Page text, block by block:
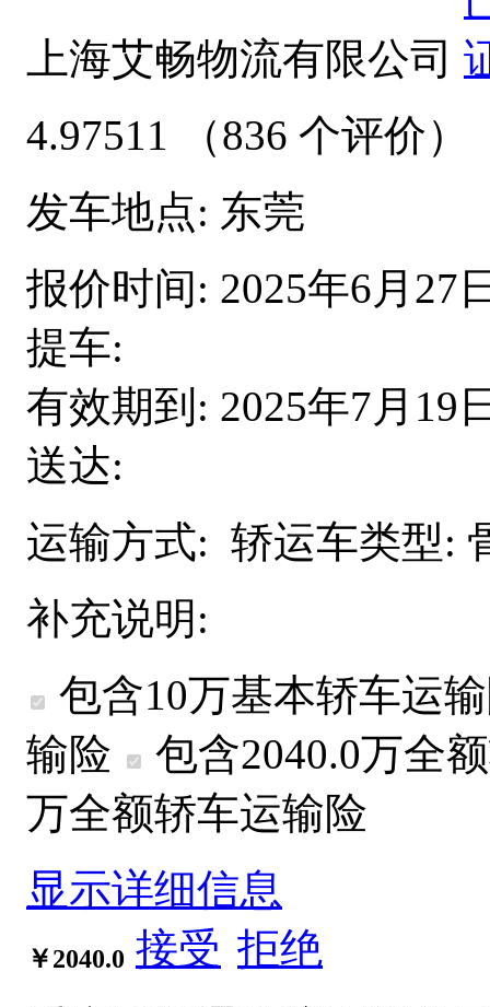
上海艾畅物流有限公司
4.97511
（836 个评价）
发车地点: 东莞
报价时间: 2025年6月27
提车:
有效期到: 2025年7月19
送达:
运输方式: 轿运车类型:
补充说明:
包含10万基本轿车运
输险
包含2040.0万全额
万全额轿车运输险
显示详细信息
￥2040.0 接受 拒绝